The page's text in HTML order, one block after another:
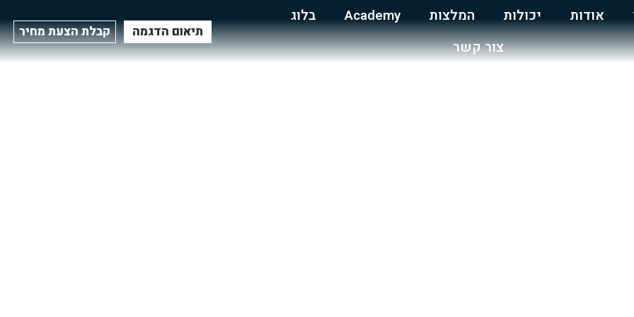
אודות יכולות המלצות Academy
בלוג
צור קשר
תיאום הדגמה קבלת הצעת מחיר